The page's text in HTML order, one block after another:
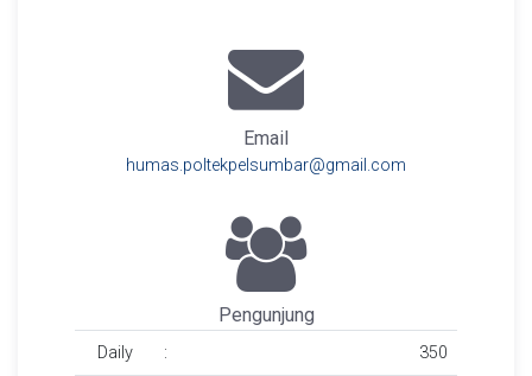
Email
humas.poltekpelsumbar@gmail.com
Pengunjung
Daily : 350